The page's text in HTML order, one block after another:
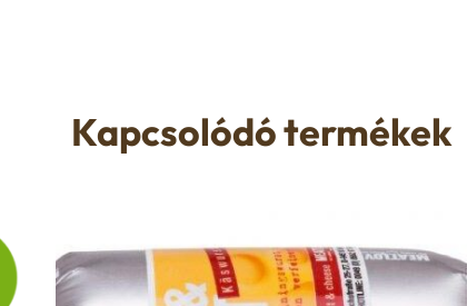
Kapcsolódó termékek